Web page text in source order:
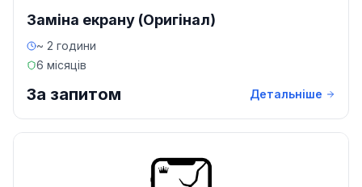
Заміна екрану (Оригінал)
~ 2 години
6 місяців
За запитом Детальніше